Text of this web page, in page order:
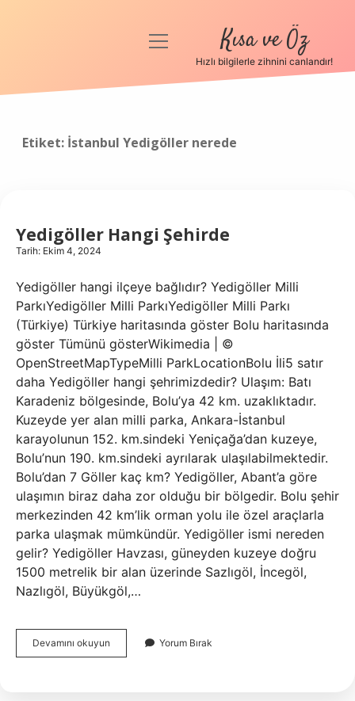
Anasayfa
menüyü
Kısa ve Öz
Hızlı bilgilerle zihnini canlandır!
Etiket: İstanbul Yedigöller nerede
Yedigöller Hangi Şehirde
Tarih: Ekim 4, 2024
Yedigöller hangi ilçeye bağlıdır? Yedigöller Milli
ParkıYedigöller Milli ParkıYedigöller Milli Parkı
(Türkiye) Türkiye haritasında göster Bolu haritasında
göster Tümünü gösterWikimedia | ©
OpenStreetMapTypeMilli ParkLocationBolu İli5 satır
daha Yedigöller hangi şehrimizdedir? Ulaşım: Batı
Karadeniz bölgesinde, Bolu’ya 42 km. uzaklıktadır.
Kuzeyde yer alan milli parka, Ankara-İstanbul
karayolunun 152. km.sindeki Yeniçağa’dan kuzeye,
Bolu’nun 190. km.sindeki ayrılarak ulaşılabilmektedir.
Bolu’dan 7 Göller kaç km? Yedigöller, Abant’a göre
ulaşımın biraz daha zor olduğu bir bölgedir. Bolu şehir
merkezinden 42 km’lik orman yolu ile özel araçlarla
parka ulaşmak mümkündür. Yedigöller ismi nereden
gelir? Yedigöller Havzası, güneyden kuzeye doğru
1500 metrelik bir alan üzerinde Sazlıgöl, İncegöl,
Nazlıgöl, Büyükgöl,…
Devamını okuyun Yedigöller
Hangi
Yorum Bırak